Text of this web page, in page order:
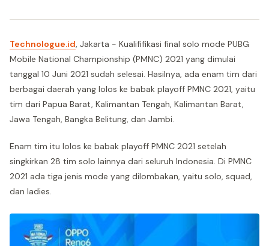
Technologue.id, Jakarta - Kualififikasi final solo mode PUBG
Mobile National Championship (PMNC) 2021 yang dimulai
tanggal 10 Juni 2021 sudah selesai. Hasilnya, ada enam tim dari
berbagai daerah yang lolos ke babak playoff PMNC 2021, yaitu
tim dari Papua Barat, Kalimantan Tengah, Kalimantan Barat,
Jawa Tengah, Bangka Belitung, dan Jambi.
Enam tim itu lolos ke babak playoff PMNC 2021 setelah
singkirkan 28 tim solo lainnya dari seluruh Indonesia. Di PMNC
2021 ada tiga jenis mode yang dilombakan, yaitu solo, squad,
dan ladies.